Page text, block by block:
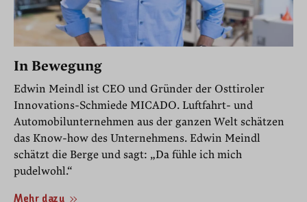
In Bewegung
Edwin Meindl ist CEO und Gründer der Osttiroler
Innovations-Schmiede MICADO. Luftfahrt- und
Automobilunternehmen aus der ganzen Welt schätzen
das Know-how des Unternehmens. Edwin Meindl
schätzt die Berge und sagt: „Da fühle ich mich
pudelwohl.“
Mehr dazu